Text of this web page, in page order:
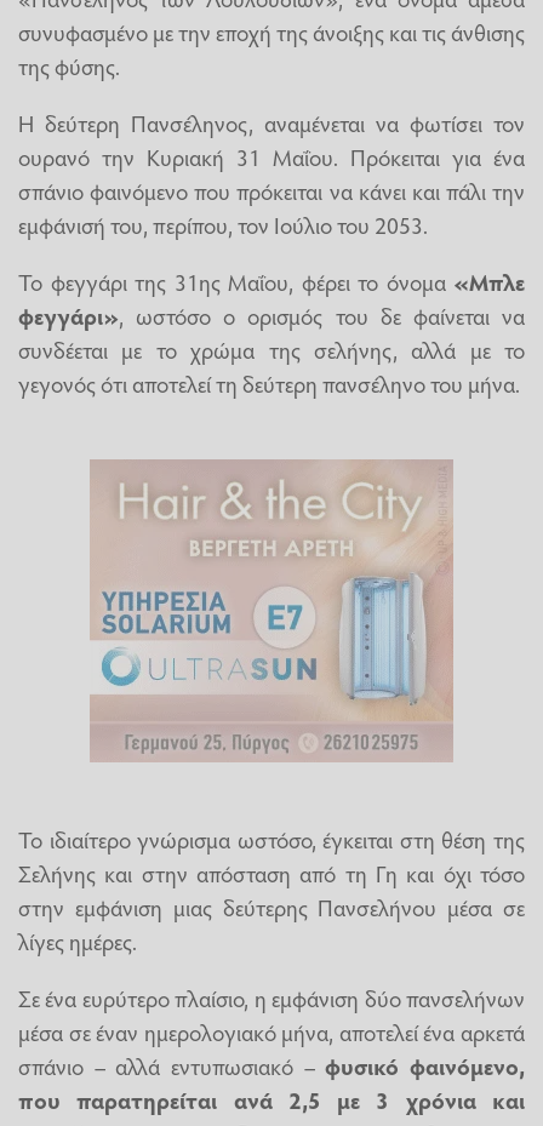
συνυφασμένο με την εποχή της άνοιξης και τις άνθισης
της φύσης.
Η δεύτερη Πανσέληνος, αναμένεται να φωτίσει τον
ουρανό την Κυριακή 31 Μαΐου. Πρόκειται για ένα
σπάνιο φαινόμενο που πρόκειται να κάνει και πάλι την
εμφάνισή του, περίπου, τον Ιούλιο του 2053.
Το φεγγάρι της 31ης Μαΐου, φέρει το όνομα «Μπλε
φεγγάρι», ωστόσο ο ορισμός του δε φαίνεται να
συνδέεται με το χρώμα της σελήνης, αλλά με το
γεγονός ότι αποτελεί τη δεύτερη πανσέληνο του μήνα.
Το ιδιαίτερο γνώρισμα ωστόσο, έγκειται στη θέση της
Σελήνης και στην απόσταση από τη Γη και όχι τόσο
στην εμφάνιση μιας δεύτερης Πανσελήνου μέσα σε
λίγες ημέρες.
Σε ένα ευρύτερο πλαίσιο, η εμφάνιση δύο πανσελήνων
μέσα σε έναν ημερολογιακό μήνα, αποτελεί ένα αρκετά
σπάνιο – αλλά εντυπωσιακό –φυσικό φαινόμενο,
που παρατηρείται ανά 2,5 με 3 χρόνια και